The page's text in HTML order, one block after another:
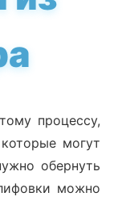
процессу,
могут
обернуть
можно